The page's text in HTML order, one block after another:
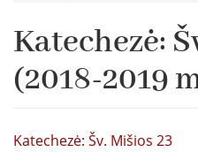
Katechezė:
(2018-2019
Katechezė: Šv. Mišios 23